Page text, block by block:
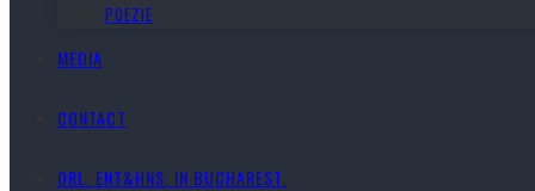
POEZIE
MEDIA
CONTACT
ORL. ENT&HNS. IN BUCHAREST.